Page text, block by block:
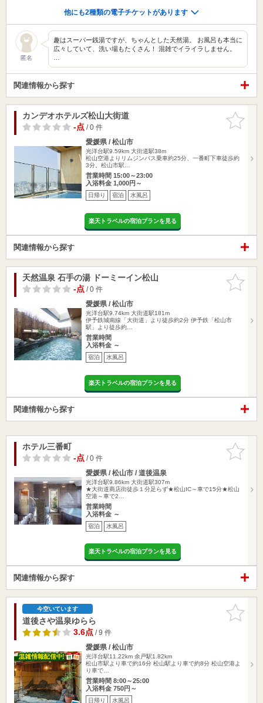
他にも2種類の電子チケットがあります
匿名
趣はスーパー銭湯ですが、ちゃんとした天然湯。 お風呂も本当に
広々していて、洗い場もたくさん！ 混雑でイライラしません。
関連情報から探す
お気に入
りに追加
カンデオホテルズ松山大街道
-点/ 0 件
愛媛県 / 松山市
光洋台駅9.59km 大街道駅38m
松山空港よりリムジンバス乗車約25分、一番町下車徒歩約
3分。松山市駅…
営業時間 15:00～23:00
入浴料金 1,000円～
日帰り 宿泊 水風呂
楽天トラベルの宿泊プランを見る
関連情報から探す
お気に入
りに追加
天然温泉 石手の湯 ドーミーイン松山
-点/ 0 件
愛媛県 / 松山市
光洋台駅9.74km 大街道駅181m
伊予鉄城南線「大街道」より徒歩約2分 伊予鉄「松山市
駅」より徒歩約…
営業時間
入浴料金 ～
宿泊 水風呂
楽天トラベルの宿泊プランを見る
関連情報から探す
お気に入
りに追加
ホテル三番町
-点/ 0 件
愛媛県 / 松山市 / 道後温泉
光洋台駅9.86km 大街道駅307m
★大街道商店街徒歩１分足らず★松山IC～車で15分★松山
空港～車で2…
営業時間
入浴料金 ～
宿泊 水風呂
楽天トラベルの宿泊プランを見る
関連情報から探す
お気に入
りに追加
今空いています
道後さや温泉ゆらら
3.6点/ 9 件
愛媛県 / 松山市
光洋台駅11.22km 余戸駅1.82km
松山市駅より車で約16分 松山駅より車で約8分 松山空港よ
り車で…
営業時間 8:00～25:00
入浴料金 750円～
日帰り 水風呂